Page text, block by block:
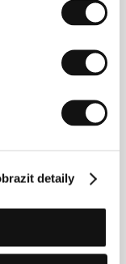
detaily
102 min
min